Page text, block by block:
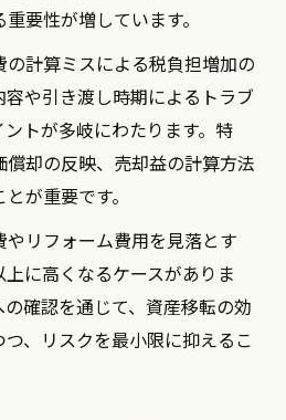
時に起こりやすい税務リス
贈与で活かす方法とは
前贈与の節税メリット解説
ム贈与で生じる税負担の見
前贈与に活用する具体策
時の相続税対策成功の秘訣
産売却を組み合わせる資産
要性が増しています。
計算ミスによる税負担増加の
容や引き渡し時期によるトラブ
トが多岐にわたります。特
却の反映、売却益の計算方法
が重要です。
リフォーム費用を見落とす
に高くなるケースがありま
確認を通じて、資産移転の効
、リスクを最小限に抑えるこ